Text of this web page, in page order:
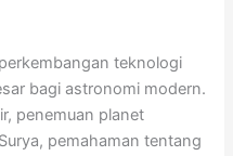
teknologi
bagi astronomi modern.
penemuan planet
pemahaman tentang